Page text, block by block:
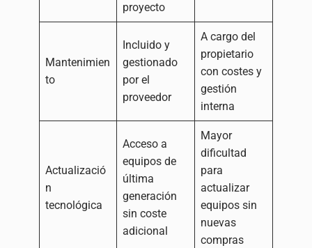
proyecto
Mantenimien
to
Incluido y
gestionado
por el
proveedor
A cargo del
propietario
con costes y
gestión
interna
Actualizació
n
tecnológica
Acceso a
equipos de
última
generación
sin coste
adicional
Mayor
dificultad
para
actualizar
equipos sin
nuevas
compras